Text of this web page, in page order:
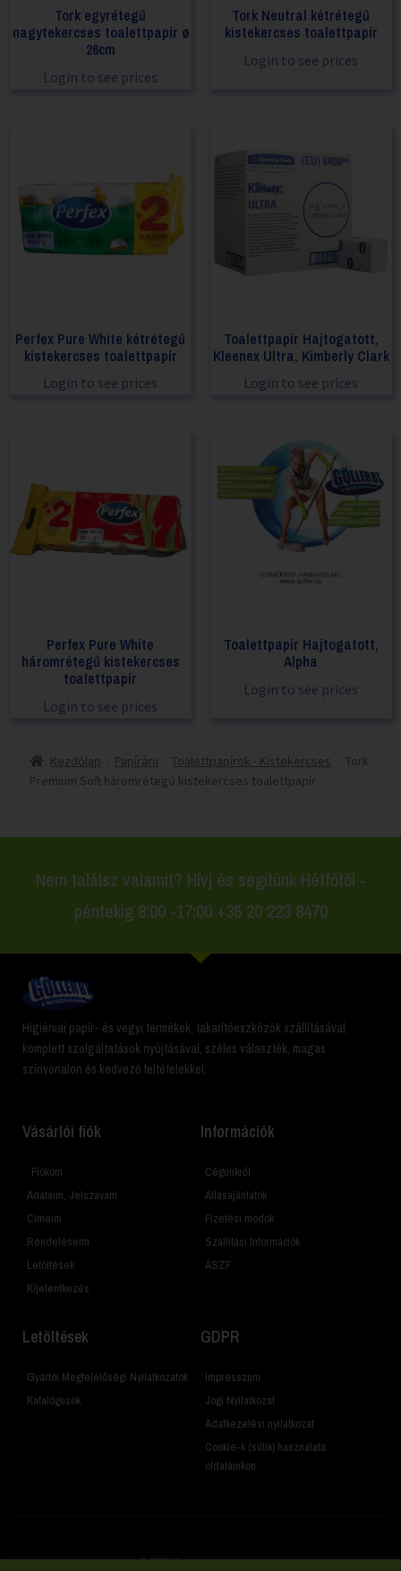
Tork egyrétegű
nagytekercses toalettpapír ø
26cm
Login to see prices
Tork Neutral kétrétegű
kistekercses toalettpapír
Login to see prices
Perfex Pure White kétrétegű
kistekercses toalettpapír
Login to see prices
Toalettpapír Hajtogatott,
Kleenex Ultra, Kimberly Clark
Login to see prices
Perfex Pure White
háromrétegű kistekercses
toalettpapír
Login to see prices
Toalettpapír Hajtogatott,
Alpha
Login to see prices
Kezdőlap Papíráru Toalettpapírok - Kistekercses
Tork
Premium Soft háromrétegű kistekercses toalettpapír
Nem találsz valamit? Hívj és segítünk Hétfőtől -
péntekig 8:00 -17:00 +36 20 223 8470
Higiéniai papír- és vegyi termékek, takarítóeszközök szállításával,
komplett szolgáltatások nyújtásával, széles választék, magas
színvonalon és kedvező feltételekkel.
Vásárlói fiók
Fiókom
Adataim, Jelszavam
Címeim
Rendeléseim
Letöltések
Kijelentkezés
Információk
Cégünkről
Állásajánlatok
Fizetési módok
Szállítási Információk
ÁSZF
Letöltések
Gyártói Megfelelőségi Nyilatkozatok
Katalógusok
GDPR
Impresszum
Jogi Nyilatkozat
Adatkezelési nyilatkozat
Cookie-k (sütik) használata
oldalainkon
© 2019 Minden jog fenntartva